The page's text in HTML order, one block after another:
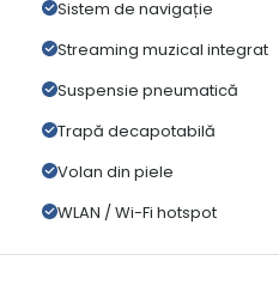
Sistem de navigație
Streaming muzical integrat
Suspensie pneumatică
Trapă decapotabilă
Volan din piele
WLAN / Wi-Fi hotspot